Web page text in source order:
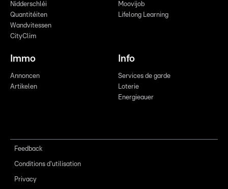
Nidderschléi
Quantitéiten
Wandvitessen
CityClim
Moovijob
Lifelong Learning
Immo
Annoncen
Artikelen
Info
Services de garde
Loterie
Energieauer
Feedback
Conditions d'utilisation
Privacy